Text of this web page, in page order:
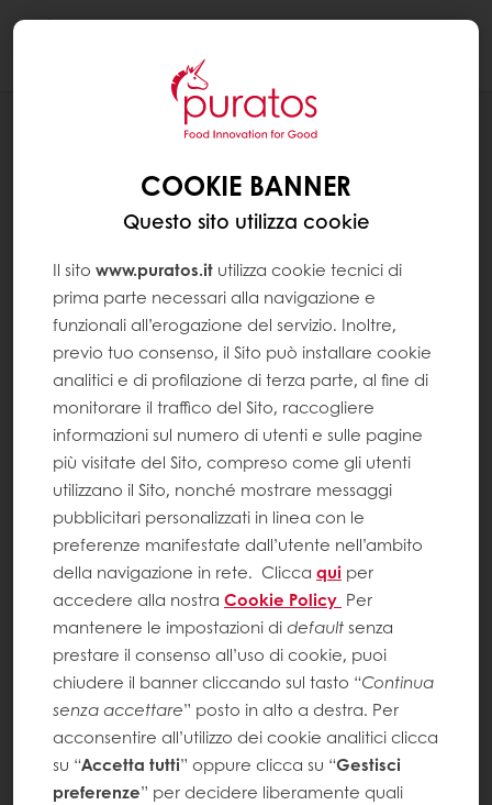
COOKIE BANNER
Questo sito utilizza cookie
Il sito www.puratos.it utilizza cookie tecnici di
prima parte necessari alla navigazione e
funzionali all’erogazione del servizio. Inoltre,
previo tuo consenso, il Sito può installare cookie
analitici e di profilazione di terza parte, al fine di
monitorare il traffico del Sito, raccogliere
informazioni sul numero di utenti e sulle pagine
più visitate del Sito, compreso come gli utenti
utilizzano il Sito, nonché mostrare messaggi
pubblicitari personalizzati in linea con le
preferenze manifestate dall’utente nell’ambito
della navigazione in rete. Clicca qui per
accedere alla nostra Cookie Policy Per
mantenere le impostazioni didefaultsenza
prestare il consenso all’uso di cookie, puoi
chiudere il banner cliccando sul tasto “Continua
senza accettare” posto in alto a destra. Per
acconsentire all’utilizzo dei cookie analitici clicca
su “Accetta tutti” oppure clicca su “Gestisci
preferenze” per decidere liberamente quali